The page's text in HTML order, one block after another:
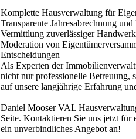
Komplette Hausverwaltung für
Transparente Jahresabrechnung
Vermittlung zuverlässiger
Moderation von
Entscheidungen
Als Experten der
nicht nur professionelle Betreuung,
auf unsere langjährige Erfahrung
Daniel Mooser VAL
Seite. Kontaktieren Sie uns jetzt
ein unverbindliches Angebot an!